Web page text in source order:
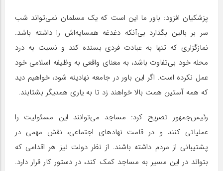
پزشکیان افزود: باور ما این است که یک مسلمان نمی‌تواند شب
سر بر بالین بگذارد بی‌آنکه دغدغه همسایه‌اش را داشته باشد.
نمازگزاری که تنها به عبادت فردی بسنده کند و نسبت به درد
محله خود بی‌تفاوت باشد، به معنای واقعی به وظیفه اسلامی خود
عمل نکرده است. اگر این باور در جامعه نهادینه شود، خواهیم دید
که همه آستین همت بالا خواهند زد تا به یاری همدیگر بشتابند.
رئیس‌جمهور تصریح کرد: مساجد می‌توانند این مسئولیت را
عملیاتی کنند و در قامت نهادهای اجتماعی، نقش مهمی در
پشتیبانی از مردم داشته باشند. از نظر دولت نیز هر اقدامی که
بتواند در این مسیر به مساجد کمک کند، در دستور کار قرار دارد.